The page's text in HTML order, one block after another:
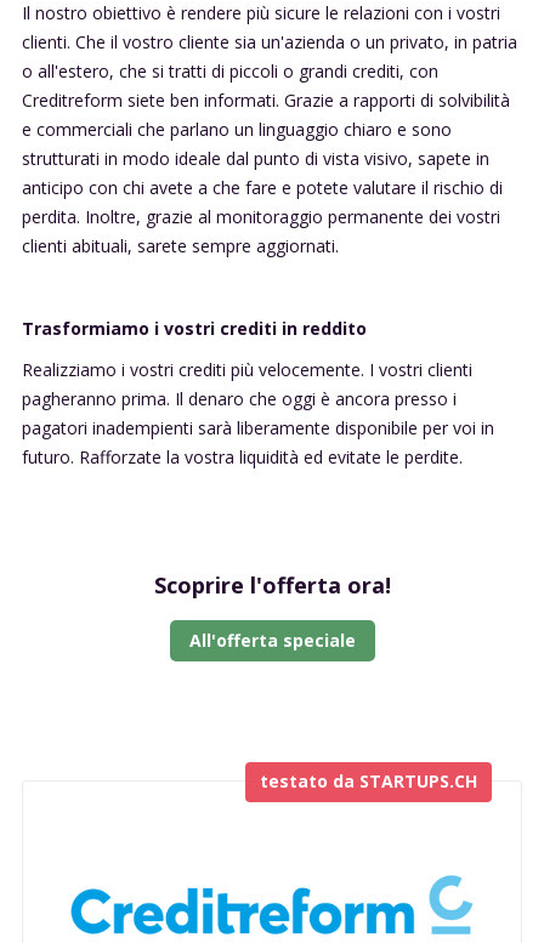
Il nostro obiettivo è rendere più sicure le relazioni con i vostri
clienti. Che il vostro cliente sia un'azienda o un privato, in patria
o all'estero, che si tratti di piccoli o grandi crediti, con
Creditreform siete ben informati. Grazie a rapporti di solvibilità
e commerciali che parlano un linguaggio chiaro e sono
strutturati in modo ideale dal punto di vista visivo, sapete in
anticipo con chi avete a che fare e potete valutare il rischio di
perdita. Inoltre, grazie al monitoraggio permanente dei vostri
clienti abituali, sarete sempre aggiornati.
Trasformiamo i vostri crediti in reddito
Realizziamo i vostri crediti più velocemente. I vostri clienti
pagheranno prima. Il denaro che oggi è ancora presso i
pagatori inadempienti sarà liberamente disponibile per voi in
futuro. Rafforzate la vostra liquidità ed evitate le perdite.
Scoprire l'offerta ora!
All'offerta speciale
testato da STARTUPS.CH